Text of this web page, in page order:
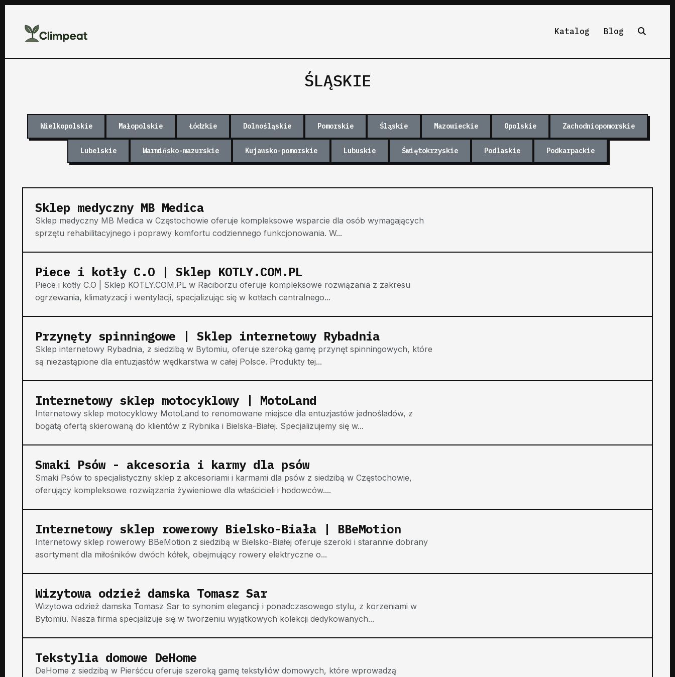
Katalog Blog
ŚLĄSKIE
Wielkopolskie Małopolskie Łódzkie Dolnośląskie Pomorskie Śląskie Mazowieckie Opolskie Zachodniopomorskie
Lubelskie Warmińsko-mazurskie Kujawsko-pomorskie Lubuskie Świętokrzyskie Podlaskie Podkarpackie
Sklep medyczny MB Medica
Sklep medyczny MB Medica w Częstochowie oferuje kompleksowe wsparcie dla osób wymagających
sprzętu rehabilitacyjnego i poprawy komfortu codziennego funkcjonowania. W...
Piece i kotły C.O | Sklep KOTLY.COM.PL
Piece i kotły C.O | Sklep KOTLY.COM.PL w Raciborzu oferuje kompleksowe rozwiązania z zakresu
ogrzewania, klimatyzacji i wentylacji, specjalizując się w kotłach centralnego...
Przynęty spinningowe | Sklep internetowy Rybadnia
Sklep internetowy Rybadnia, z siedzibą w Bytomiu, oferuje szeroką gamę przynęt spinningowych, które
są niezastąpione dla entuzjastów wędkarstwa w całej Polsce. Produkty tej...
Internetowy sklep motocyklowy | MotoLand
Internetowy sklep motocyklowy MotoLand to renomowane miejsce dla entuzjastów jednośladów, z
bogatą ofertą skierowaną do klientów z Rybnika i Bielska-Białej. Specjalizujemy się w...
Smaki Psów - akcesoria i karmy dla psów
Smaki Psów to specjalistyczny sklep z akcesoriami i karmami dla psów z siedzibą w Częstochowie,
oferujący kompleksowe rozwiązania żywieniowe dla właścicieli i hodowców....
Internetowy sklep rowerowy Bielsko-Biała | BBeMotion
Internetowy sklep rowerowy BBeMotion z siedzibą w Bielsko-Białej oferuje szeroki i starannie dobrany
asortyment dla miłośników dwóch kółek, obejmujący rowery elektryczne o...
Wizytowa odzież damska Tomasz Sar
Wizytowa odzież damska Tomasz Sar to synonim elegancji i ponadczasowego stylu, z korzeniami w
Bytomiu. Nasza firma specjalizuje się w tworzeniu wyjątkowych kolekcji dedykowanych...
Tekstylia domowe DeHome
DeHome z siedzibą w Pierśćcu oferuje szeroką gamę tekstyliów domowych, które wprowadzą